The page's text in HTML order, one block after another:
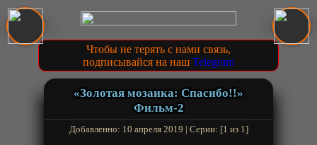
Чтобы не терять с нами связь,
подписывайся на наш Telegram
«Золотая мозаика: Спасибо!!»
Фильм-2
Добавленно: 10 апреля 2019 | Серии: [1 из 1]